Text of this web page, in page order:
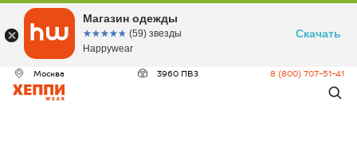
Москва 3960 ПВЗ 8 (800) 707-51-41
Магазин одежды
☆☆☆☆☆
★★★★★ (59) звезды
Happywear
Скачать